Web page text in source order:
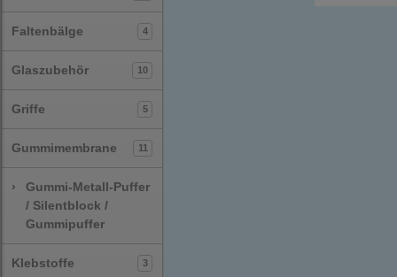
Faltenbälge 4
Glaszubehör 10
Griffe 5
Gummimembrane 11
›
Gummi-Metall-Puffer
/ Silentblock /
Gummipuffer
Klebstoffe 3